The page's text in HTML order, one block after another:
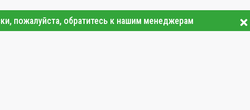
пожалуйста, обратитесь к нашим менеджерам